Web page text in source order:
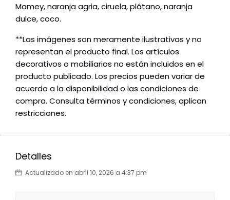
Mamey, naranja agria, ciruela, plátano, naranja
dulce, coco.
**Las imágenes son meramente ilustrativas y no
representan el producto final. Los artículos
decorativos o mobiliarios no están incluidos en el
producto publicado. Los precios pueden variar de
acuerdo a la disponibilidad o las condiciones de
compra. Consulta términos y condiciones, aplican
restricciones.
Detalles
Actualizado en abril 10, 2026 a 4:37 pm